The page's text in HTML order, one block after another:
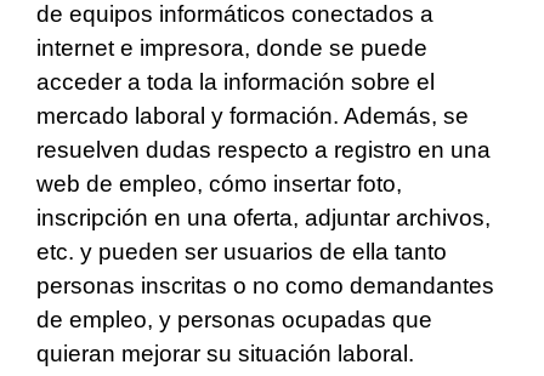
de equipos informáticos conectados a
internet e impresora, donde se puede
acceder a toda la información sobre el
mercado laboral y formación. Además, se
resuelven dudas respecto a registro en una
web de empleo, cómo insertar foto,
inscripción en una oferta, adjuntar archivos,
etc. y pueden ser usuarios de ella tanto
personas inscritas o no como demandantes
de empleo, y personas ocupadas que
quieran mejorar su situación laboral.